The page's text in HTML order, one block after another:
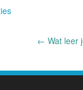
← Wat leer